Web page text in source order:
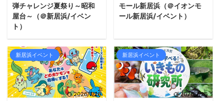
弾チャレンジ夏祭り～昭和
屋台～（＠新居浜/イベン
ト）
モール新居浜（＠イオンモ
ール新居浜/イベント）
新居浜イベント
2026/7/26
新居浜イベント
2026/7/26